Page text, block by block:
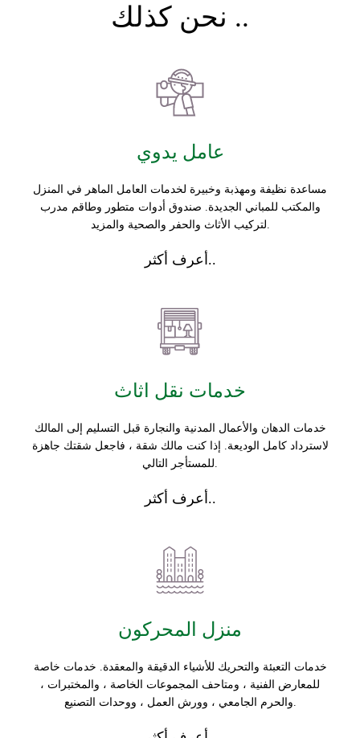
نحن كذلك ..
عامل يدوي
مساعدة نظيفة ومهذبة وخبيرة لخدمات العامل الماهر في المنزل
والمكتب للمباني الجديدة. صندوق أدوات متطور وطاقم مدرب
لتركيب الأثاث والحفر والصحية والمزيد.
أعرف أكثر..
خدمات نقل اثاث
خدمات الدهان والأعمال المدنية والنجارة قبل التسليم إلى المالك
لاسترداد كامل الوديعة. إذا كنت مالك شقة ، فاجعل شقتك جاهزة
للمستأجر التالي.
أعرف أكثر..
منزل المحركون
خدمات التعبئة والتحريك للأشياء الدقيقة والمعقدة. خدمات خاصة
للمعارض الفنية ، ومتاحف المجموعات الخاصة ، والمختبرات ،
والحرم الجامعي ، وورش العمل ، ووحدات التصنيع.